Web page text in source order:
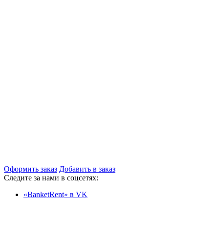
Оформить заказ Добавить в заказ
Следите за нами в соцсетях:
«BanketRent» в VK